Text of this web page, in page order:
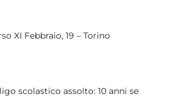
XI Febbraio, 19 – Torino
scolastico assolto: 10 anni se